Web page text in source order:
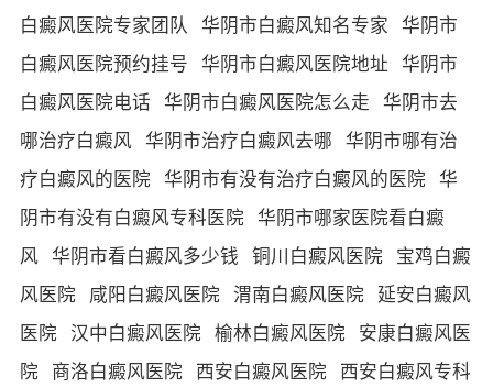
白癜风医院专家团队 华阴市白癜风知名专家 华阴市
白癜风医院预约挂号 华阴市白癜风医院地址 华阴市
白癜风医院电话 华阴市白癜风医院怎么走 华阴市去
哪治疗白癜风 华阴市治疗白癜风去哪 华阴市哪有治
疗白癜风的医院 华阴市有没有治疗白癜风的医院 华
阴市有没有白癜风专科医院 华阴市哪家医院看白癜
风 华阴市看白癜风多少钱 铜川白癜风医院 宝鸡白癜
风医院 咸阳白癜风医院 渭南白癜风医院 延安白癜风
医院 汉中白癜风医院 榆林白癜风医院 安康白癜风医
院 商洛白癜风医院 西安白癜风医院 西安白癜风专科